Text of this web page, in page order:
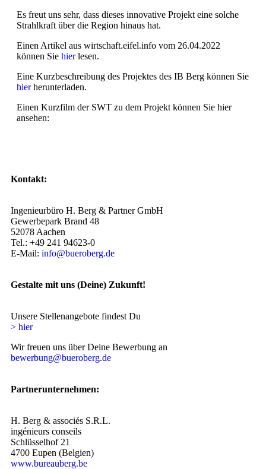
Es freut uns sehr, dass dieses innovative Projekt eine solche
Strahlkraft über die Region hinaus hat.
Einen Artikel aus wirtschaft.eifel.info vom 26.04.2022
können Sie hierlesen.
Eine Kurzbeschreibung des Projektes des IB Berg können Sie
hierherunterladen.
Einen Kurzfilm der SWT zu dem Projekt können Sie hier
ansehen:
Kontakt:
Ingenieurbüro H. Berg & Partner GmbH
Gewerbepark Brand 48
52078 Aachen
Tel.: +49 241 94623-0
E-Mail: info@bueroberg.de
Gestalte mit uns (Deine) Zukunft!
Unsere Stellenangebote findest Du
> hier
Wir freuen uns über Deine Bewerbung an
bewerbung@bueroberg.de
Partnerunternehmen:
H. Berg & associés S.R.L.
ingénieurs conseils
Schlüsselhof 21
4700 Eupen (Belgien)
www.bureauberg.be